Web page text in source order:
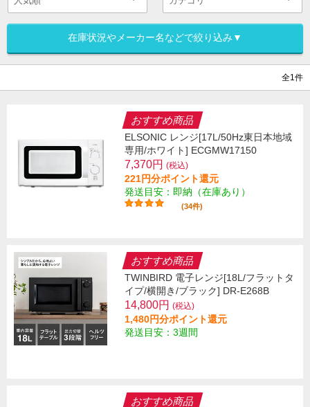
在庫状況やメーカー名などで絞り込み▼
全1件
おすすめ商品
ELSONIC レンジ[17L/50Hz東日本地域
専用/ホワイト] ECGMW17150
7,370円 (税込)
221円分ポイント還元
発送目安：即納（在庫あり）
(34件)
おすすめ商品
TWINBIRD 電子レンジ[18L/フラットタ
イプ/横開き/ブラック] DR-E268B
14,800円 (税込)
1,480円分ポイント還元
発送目安：3週間
おすすめ商品